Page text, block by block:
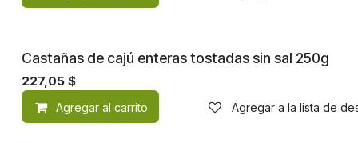
Castañas de cajú enteras tostadas sin sal 250g
227,05 $
Agregar al carrito Agregar a la lista de